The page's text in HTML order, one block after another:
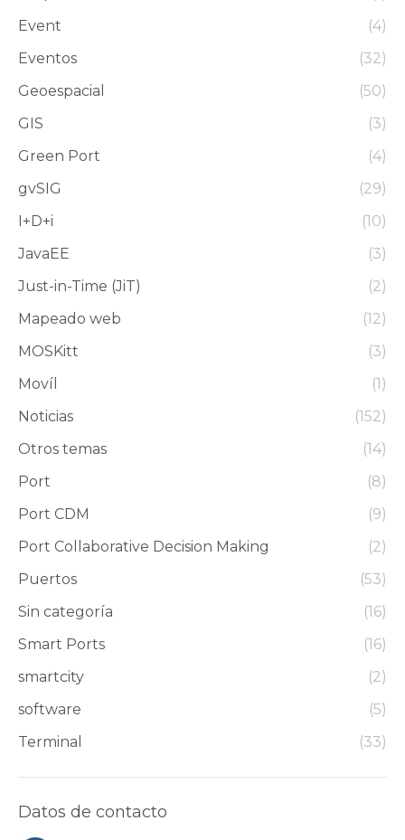
Event
(4)
Eventos
(32)
Geoespacial
(50)
GIS
(3)
Green Port
(4)
gvSIG
(29)
I+D+i
(10)
JavaEE
(3)
Just-in-Time (JiT)
(2)
Mapeado web
(12)
MOSKitt
(3)
Movíl
(1)
Noticias
(152)
Otros temas
(14)
Port
(8)
Port CDM
(9)
Port Collaborative Decision Making
(2)
Puertos
(53)
Sin categoría
(16)
Smart Ports
(16)
smartcity
(2)
software
(5)
Terminal
(33)
Datos de contacto